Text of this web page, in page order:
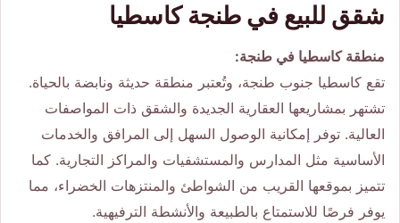
شقق للبيع في طنجة كاسطيا
منطقة كاسطيا في طنجة:
تقع كاسطيا جنوب طنجة، وتُعتبر منطقة حديثة ونابضة بالحياة.
تشتهر بمشاريعها العقارية الجديدة والشقق ذات المواصفات
العالية. توفر إمكانية الوصول السهل إلى المرافق والخدمات
الأساسية مثل المدارس والمستشفيات والمراكز التجارية. كما
تتميز بموقعها القريب من الشواطئ والمنتزهات الخضراء، مما
يوفر فرصًا للاستمتاع بالطبيعة والأنشطة الترفيهية.